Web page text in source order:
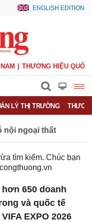
ENGLISH EDITION
THƯƠNG HIỆU QUỐC
LÝ THỊ TRƯỜNG
nội ngoại thất
tìm kiếm. Chúc bạn
congthuong.vn
650 doanh
và quốc tế
EXPO 2026